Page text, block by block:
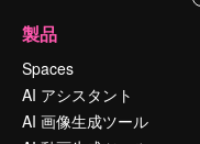
製品
Spaces
AI アシスタント
AI 画像生成ツール